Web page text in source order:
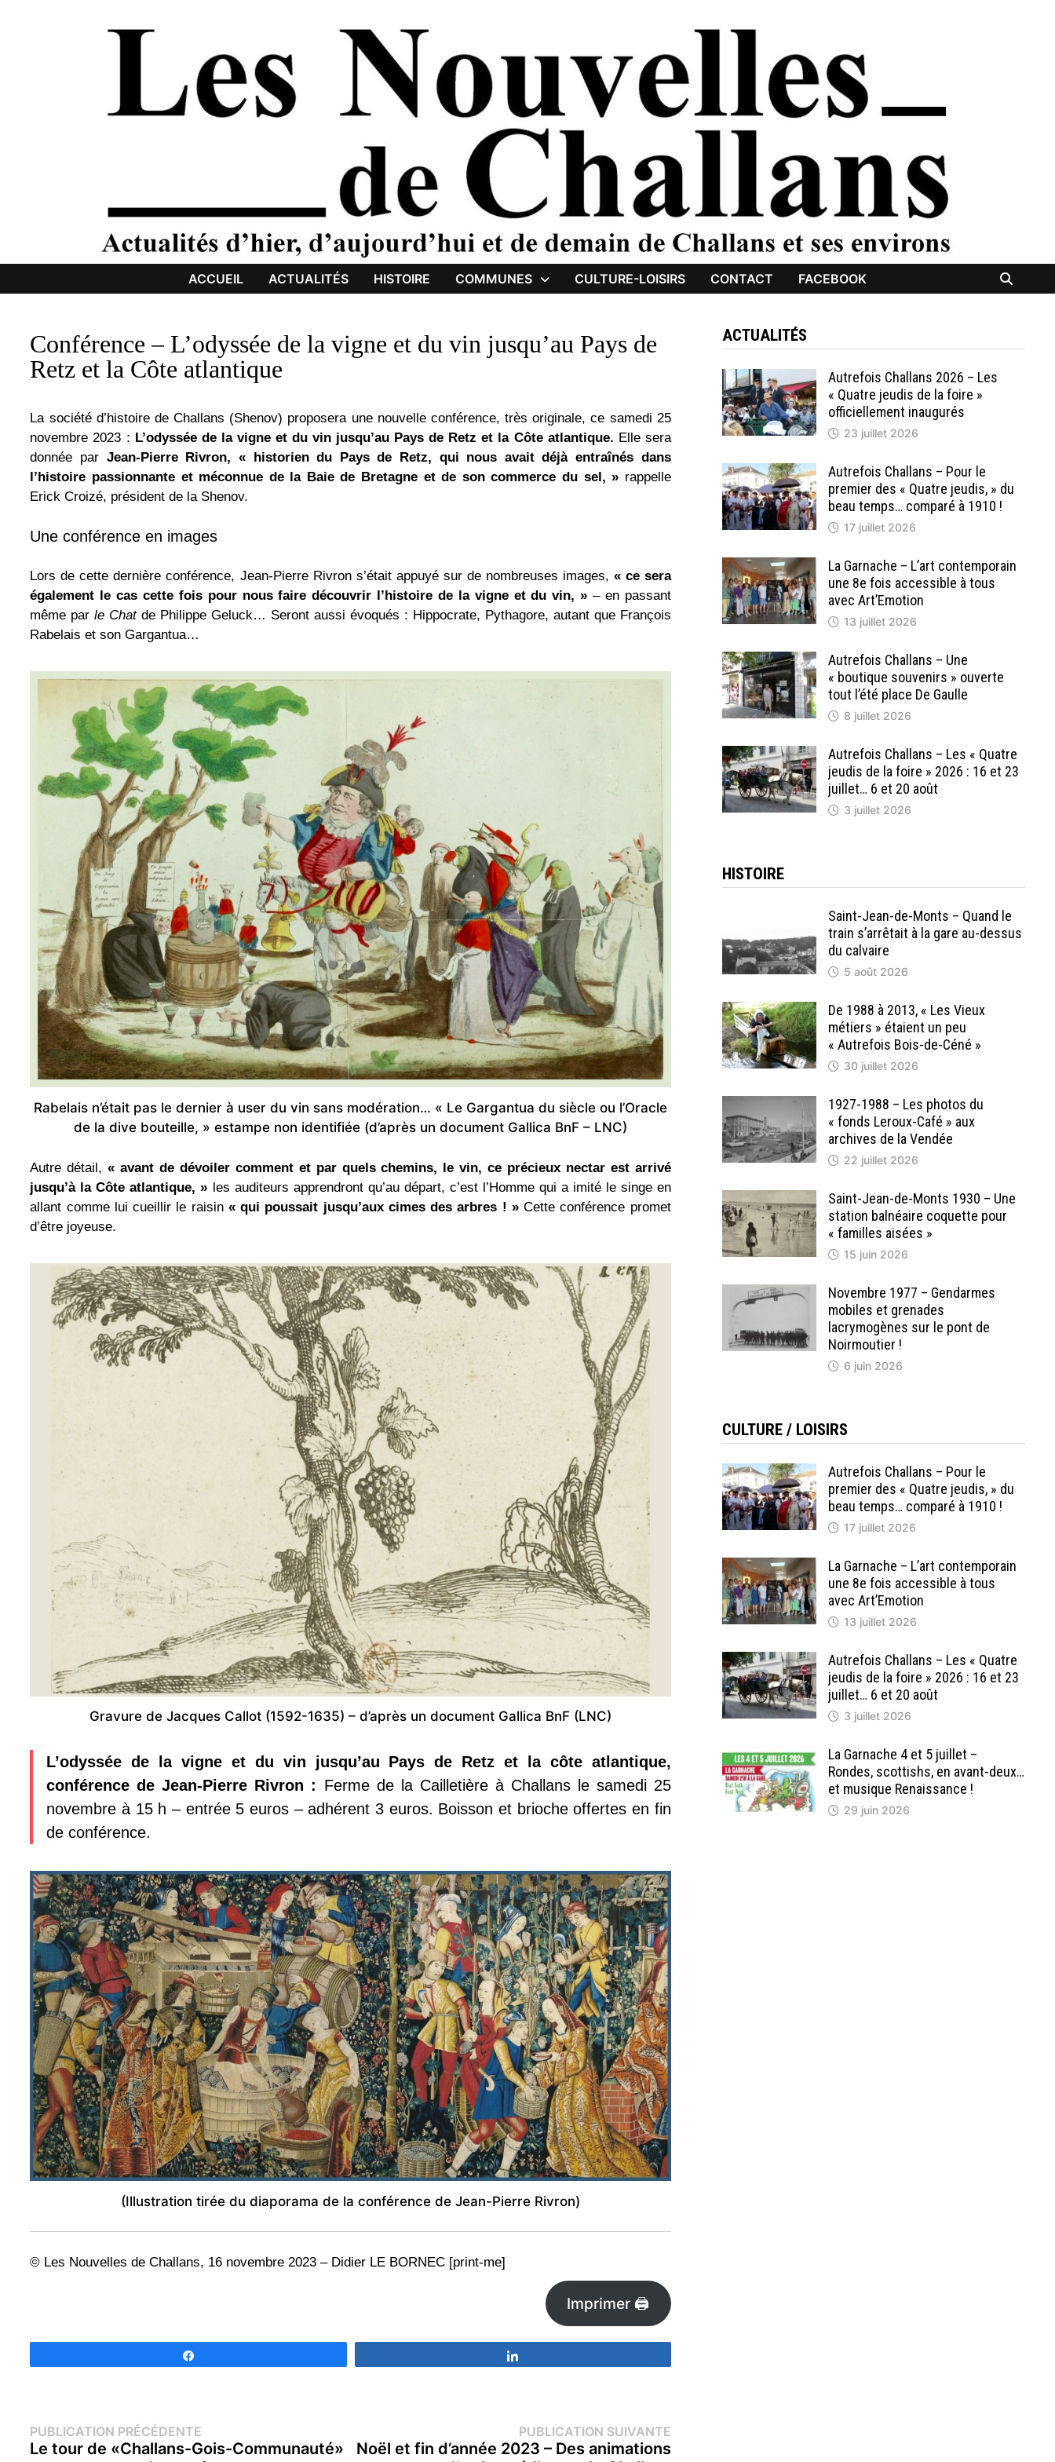
ACCUEIL ACTUALITÉS HISTOIRE COMMUNES CULTURE-LOISIRS CONTACT FACEBOOK
Conférence – L’odyssée de la vigne et du vin jusqu’au Pays de
Retz et la Côte atlantique
La société d’histoire de Challans (Shenov) proposera une nouvelle conférence, très originale, ce samedi 25
novembre 2023 : L’odyssée de la vigne et du vin jusqu’au Pays de Retz et la Côte atlantique. Elle sera
donnée par Jean-Pierre Rivron, «
historien du Pays de Retz, qui nous avait déjà entraînés dans
l’histoire passionnante et méconnue de la Baie de Bretagne et de son commerce du sel, » rappelle
Erick Croizé, président de la Shenov.
Une conférence en images
Lors de cette dernière conférence, Jean-Pierre Rivron s’était appuyé sur de nombreuses images, « ce sera
également le cas cette fois pour nous faire découvrir l’histoire de la vigne et du vin, » – en passant
même parle Chatde Philippe Geluck… Seront aussi évoqués : Hippocrate, Pythagore, autant que François
Rabelais et son Gargantua…
Rabelais n’était pas le dernier à user du vin sans modération… « Le Gargantua du siècle ou l’Oracle
de la dive bouteille, » estampe non identifiée (d’après un document Gallica BnF – LNC)
Autre détail,« avant de dévoiler comment et par quels chemins, le vin, ce précieux nectar est arrivé
jusqu’à la Côte atlantique, » les auditeurs apprendront qu’au départ, c’est l’Homme qui a imité le singe en
allant comme lui cueillir le raisin « qui poussait jusqu’aux cimes des arbres ! »Cette conférence promet
d’être joyeuse.
Gravure de Jacques Callot (1592-1635) – d’après un document Gallica BnF (LNC)
L’odyssée de la vigne et du vin jusqu’au Pays de Retz et la côte atlantique,
conférence de Jean-Pierre Rivron : Ferme de la Cailletière à Challans le samedi 25
novembre à 15 h – entrée 5 euros – adhérent 3 euros. Boisson et brioche offertes en fin
de conférence.
(Illustration tirée du diaporama de la conférence de Jean-Pierre Rivron)
© Les Nouvelles de Challans, 16 novembre 2023 – Didier LE BORNEC [print-me]
Imprimer 🖨
Navigation
PUBLICATION PRÉCÉDENTE
précédente :
Le tour de «Challans-Gois-Communauté»
PUBLICATION SUIVANTEPublication
suivante :
Noël et fin d’année 2023 – Des animations
ACTUALITÉS
Autrefois Challans 2026 – Les
« Quatre jeudis de la foire »
officiellement inaugurés
23 juillet 2026
Autrefois Challans – Pour le
premier des « Quatre jeudis, » du
beau temps… comparé à 1910 !
17 juillet 2026
La Garnache – L’art contemporain
une 8e fois accessible à tous
avec Art’Emotion
13 juillet 2026
Autrefois Challans – Une
« boutique souvenirs » ouverte
tout l’été place De Gaulle
8 juillet 2026
Autrefois Challans – Les « Quatre
jeudis de la foire » 2026 : 16 et 23
juillet… 6 et 20 août
3 juillet 2026
HISTOIRE
Saint-Jean-de-Monts – Quand le
train s’arrêtait à la gare au-dessus
du calvaire
5 août 2026
De 1988 à 2013, « Les Vieux
métiers » étaient un peu
« Autrefois Bois-de-Céné »
30 juillet 2026
1927-1988 – Les photos du
« fonds Leroux-Café » aux
archives de la Vendée
22 juillet 2026
Saint-Jean-de-Monts 1930 – Une
station balnéaire coquette pour
« familles aisées »
15 juin 2026
Novembre 1977 – Gendarmes
mobiles et grenades
lacrymogènes sur le pont de
Noirmoutier !
6 juin 2026
CULTURE / LOISIRS
Autrefois Challans – Pour le
premier des « Quatre jeudis, » du
beau temps… comparé à 1910 !
17 juillet 2026
La Garnache – L’art contemporain
une 8e fois accessible à tous
avec Art’Emotion
13 juillet 2026
Autrefois Challans – Les « Quatre
jeudis de la foire » 2026 : 16 et 23
juillet… 6 et 20 août
3 juillet 2026
La Garnache 4 et 5 juillet –
Rondes, scottishs, en avant-deux…
et musique Renaissance !
29 juin 2026